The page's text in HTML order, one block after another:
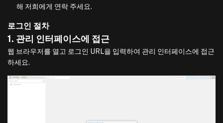
해 저희에게 연락 주세요.
로그인 절차
1. 관리 인터페이스에 접근
웹 브라우저를 열고 로그인 URL을 입력하여 관리 인터페이스에 접근
하세요.